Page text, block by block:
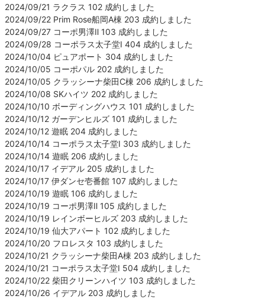
2024/09/21 ラクラス 102 成約しました
2024/09/22 Prim Rose船岡A棟 203 成約しました
2024/09/27 コーポ男澤Ⅱ 103 成約しました
2024/09/28 コーポラス太子堂Ⅰ 404 成約しました
2024/10/04 ピュアポート 304 成約しました
2024/10/05 コーポパル 202 成約しました
2024/10/05 クラッシーナ柴田C棟 206 成約しました
2024/10/08 SKハイツ 202 成約しました
2024/10/10 ボーディングハウス 101 成約しました
2024/10/12 ガーデンヒルズ 101 成約しました
2024/10/12 遊眠 204 成約しました
2024/10/14 コーポラス太子堂Ⅰ 303 成約しました
2024/10/14 遊眠 206 成約しました
2024/10/17 イデアル 205 成約しました
2024/10/17 伊ダンセ壱番館 107 成約しました
2024/10/19 遊眠 106 成約しました
2024/10/19 コーポ男澤Ⅱ 105 成約しました
2024/10/19 レインボーヒルズ 203 成約しました
2024/10/19 仙大アパート 102 成約しました
2024/10/20 フロレスタ 103 成約しました
2024/10/21 クラッシーナ柴田A棟 203 成約しました
2024/10/21 コーポラス太子堂Ⅰ 504 成約しました
2024/10/22 柴田クリーンハイツ 103 成約しました
2024/10/26 イデアル 203 成約しました